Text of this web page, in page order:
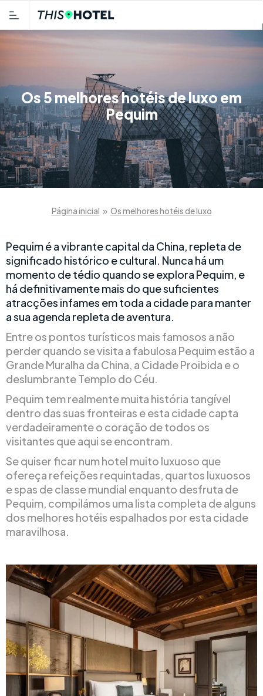
Os 5 melhores hotéis de luxo em
Pequim
Página inicial » Os melhores hotéis de luxo
Pequim é a vibrante capital da China, repleta de
significado histórico e cultural. Nunca há um
momento de tédio quando se explora Pequim, e
há definitivamente mais do que suficientes
atracções infames em toda a cidade para manter
a sua agenda repleta de aventura.
Entre os pontos turísticos mais famosos a não
perder quando se visita a fabulosa Pequim estão a
Grande Muralha da China, a Cidade Proibida e o
deslumbrante Templo do Céu.
Pequim tem realmente muita história tangível
dentro das suas fronteiras e esta cidade capta
verdadeiramente o coração de todos os
visitantes que aqui se encontram.
Se quiser ficar num hotel muito luxuoso que
ofereça refeições requintadas, quartos luxuosos
e spas de classe mundial enquanto desfruta de
Pequim, compilámos uma lista completa de alguns
dos melhores hotéis espalhados por esta cidade
maravilhosa.